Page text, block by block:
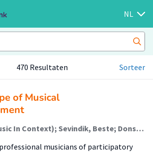
NL
470 Resultaten Sorteer
of Musical
de Wit, Krista (Music In Context); Sevindik, Beste; Dons, Karolien (Music In Context)
musicians of participatory